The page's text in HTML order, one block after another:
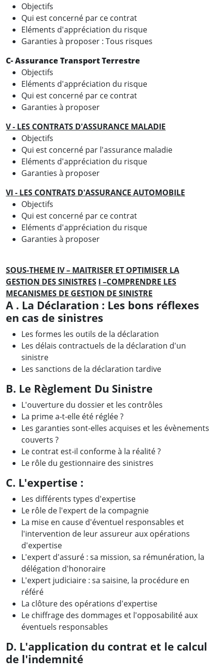
Objectifs
Qui est concerné par ce contrat
Eléments d'appréciation du risque
Garanties à proposer : Tous risques
C- Assurance Transport Terrestre
Objectifs
Eléments d'appréciation du risque
Qui est concerné par ce contrat
Garanties à proposer
V - LES CONTRATS D'ASSURANCE MALADIE
Objectifs
Qui est concerné par l'assurance maladie
Eléments d'appréciation du risque
Garanties à proposer
VI - LES CONTRATS D'ASSURANCE AUTOMOBILE
Objectifs
Qui est concerné par ce contrat
Eléments d'appréciation du risque
Garanties à proposer
SOUS-THEME IV – MAITRISER ET OPTIMISER LA
GESTION DES SINISTRES I –COMPRENDRE LES
MECANISMES DE GESTION DE SINISTRE
A . La Déclaration : Les bons réflexes
en cas de sinistres
Les formes les outils de la déclaration
Les délais contractuels de la déclaration d'un
sinistre
Les sanctions de la déclaration tardive
B. Le Règlement Du Sinistre
L'ouverture du dossier et les contrôles
La prime a-t-elle été réglée ?
Les garanties sont-elles acquises et les évènements
couverts ?
Le contrat est-il conforme à la réalité ?
Le rôle du gestionnaire des sinistres
C. L'expertise :
Les différents types d'expertise
Le rôle de l'expert de la compagnie
La mise en cause d'éventuel responsables et
l'intervention de leur assureur aux opérations
d'expertise
L'expert d'assuré : sa mission, sa rémunération, la
délégation d'honoraire
L'expert judiciaire : sa saisine, la procédure en
référé
La clôture des opérations d'expertise
Le chiffrage des dommages et l'opposabilité aux
éventuels responsables
D. L'application du contrat et le calcul
de l'indemnité